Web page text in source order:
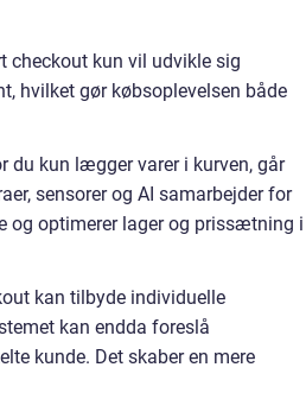
checkout kun vil udvikle sig
hvilket gør købsoplevelsen både
du kun lægger varer i kurven, går
sensorer og AI samarbejder for
og optimerer lager og prissætning i
kan tilbyde individuelle
kan endda foreslå
kunde. Det skaber en mere